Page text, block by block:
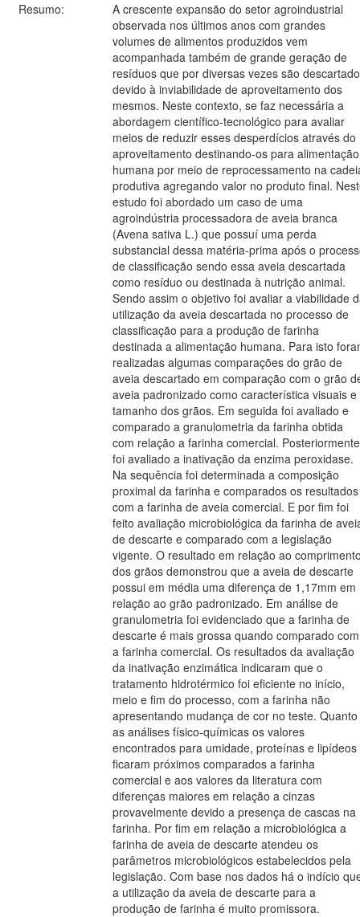
Resumo:
A crescente expansão do setor agroindustrial
observada nos últimos anos com grandes
volumes de alimentos produzidos vem
acompanhada também de grande geração de
resíduos que por diversas vezes são
devido à inviabilidade de aproveitamento dos
mesmos. Neste contexto, se faz necessária a
abordagem científico-tecnológico para avaliar
meios de reduzir esses desperdícios através do
aproveitamento destinando-os para alimentação
humana por meio de reprocessamento na
produtiva agregando valor no produto final.
estudo foi abordado um caso de uma
agroindústria processadora de aveia branca
(Avena sativa L.) que possuí uma perda
substancial dessa matéria-prima após o
de classificação sendo essa aveia descartada
como resíduo ou destinada à nutrição animal.
Sendo assim o objetivo foi avaliar a viabilidade
utilização da aveia descartada no processo de
classificação para a produção de farinha
destinada a alimentação humana. Para isto
realizadas algumas comparações do grão de
aveia descartado em comparação com o grão
aveia padronizado como característica visuais e
tamanho dos grãos. Em seguida foi avaliado e
comparado a granulometria da farinha obtida
com relação a farinha comercial. Posteriormente
foi avaliado a inativação da enzima peroxidase.
Na sequência foi determinada a composição
proximal da farinha e comparados os resultados
com a farinha de aveia comercial. E por fim foi
feito avaliação microbiológica da farinha de
de descarte e comparado com a legislação
vigente. O resultado em relação ao
dos grãos demonstrou que a aveia de descarte
possui em média uma diferença de 1,17mm em
relação ao grão padronizado. Em análise de
granulometria foi evidenciado que a farinha de
descarte é mais grossa quando comparado com
a farinha comercial. Os resultados da avaliação
da inativação enzimática indicaram que o
tratamento hidrotérmico foi eficiente no início,
meio e fim do processo, com a farinha não
apresentando mudança de cor no teste. Quanto
as análises físico-químicas os valores
encontrados para umidade, proteínas e lipídeos
ficaram próximos comparados a farinha
comercial e aos valores da literatura com
diferenças maiores em relação a cinzas
provavelmente devido a presença de cascas na
farinha. Por fim em relação a microbiológica a
farinha de aveia de descarte atendeu os
parâmetros microbiológicos estabelecidos pela
legislação. Com base nos dados há o indício
a utilização da aveia de descarte para a
produção de farinha é muito promissora.